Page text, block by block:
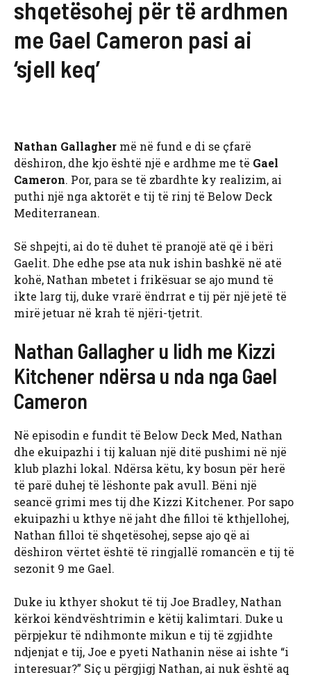
shqetësohej për të ardhmen
me Gael Cameron pasi ai
‘sjell keq’
Nathan Gallagher më në fund e di se çfarë
dëshiron, dhe kjo është një e ardhme me të Gael
Cameron. Por, para se të zbardhte ky realizim, ai
puthi një nga aktorët e tij të rinj të Below Deck
Mediterranean.
Së shpejti, ai do të duhet të pranojë atë që i bëri
Gaelit. Dhe edhe pse ata nuk ishin bashkë në atë
kohë, Nathan mbetet i frikësuar se ajo mund të
ikte larg tij, duke vrarë ëndrrat e tij për një jetë të
mirë jetuar në krah të njëri-tjetrit.
Nathan Gallagher u lidh me Kizzi
Kitchener ndërsa u nda nga Gael
Cameron
Në episodin e fundit të Below Deck Med, Nathan
dhe ekuipazhi i tij kaluan një ditë pushimi në një
klub plazhi lokal. Ndërsa këtu, ky bosun për herë
të parë duhej të lëshonte pak avull. Bëni një
seancë grimi mes tij dhe Kizzi Kitchener. Por sapo
ekuipazhi u kthye në jaht dhe filloi të kthjellohej,
Nathan filloi të shqetësohej, sepse ajo që ai
dëshiron vërtet është të ringjallë romancën e tij të
sezonit 9 me Gael.
Duke iu kthyer shokut të tij Joe Bradley, Nathan
kërkoi këndvështrimin e këtij kalimtari. Duke u
përpjekur të ndihmonte mikun e tij të zgjidhte
ndjenjat e tij, Joe e pyeti Nathanin nëse ai ishte “i
interesuar?” Siç u përgjigj Nathan, ai nuk është aq